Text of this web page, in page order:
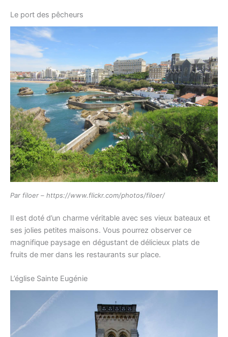
Le port des pêcheurs
Par filoer – https://www.flickr.com/photos/filoer/
​​​​​​​Il est doté d’un charme véritable avec ses vieux bateaux et
ses jolies petites maisons. Vous pourrez observer ce
magnifique paysage en dégustant de délicieux plats de
fruits de mer dans les restaurants sur place.
L’église Sainte Eugénie